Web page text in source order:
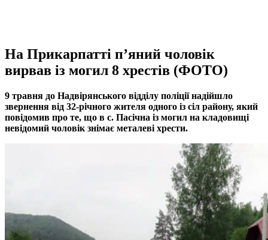
На Прикарпатті п’яний чоловік
вирвав із могил 8 хрестів (ФОТО)
9 травня до Надвірянського відділу поліції надійшло
звернення від 32-річного жителя одного із сіл району, який
повідомив про те, що в с. Пасічна із могил на кладовищі
невідомий чоловік знімає металеві хрести.